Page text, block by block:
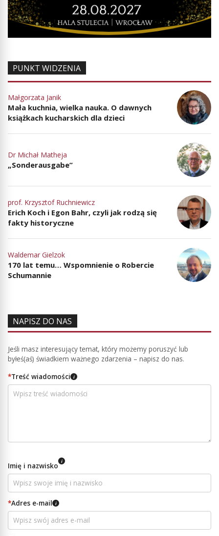
PUNKT WIDZENIA
Małgorzata Janik
Mała kuchnia, wielka nauka. O dawnych
książkach kucharskich dla dzieci
Dr Michał Matheja
„Sonderausgabe”
prof. Krzysztof Ruchniewicz
Erich Koch i Egon Bahr, czyli jak rodzą się
fakty historyczne
Waldemar Gielzok
170 lat temu… Wspomnienie o Robercie
Schumannie
NAPISZ DO NAS
Jeśli masz interesujący temat, który możemy poruszyć lub
byłeś(aś) świadkiem ważnego zdarzenia – napisz do nas.
*Treść wiadomości i
Imię i nazwisko i
*Adres e-mail i